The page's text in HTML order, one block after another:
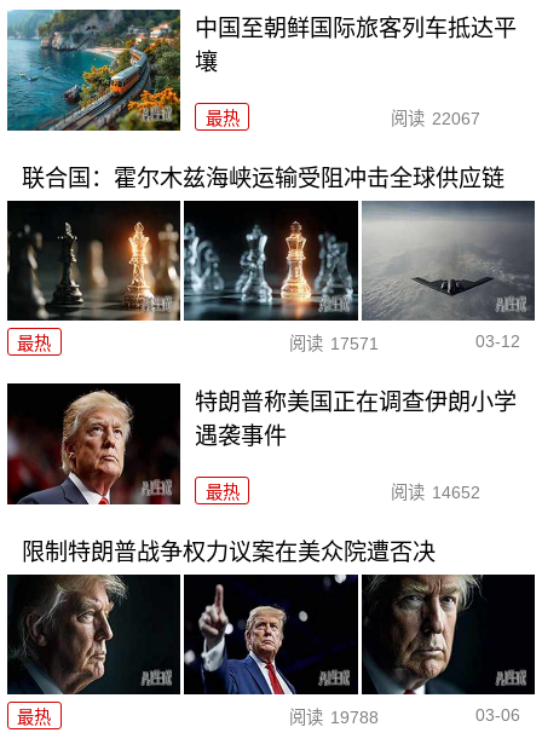
中国至朝鲜国际旅客列车抵达平
壤
最热 阅读 22067
联合国：霍尔木兹海峡运输受阻冲击全球供应链
最热 阅读 17571 03-12
特朗普称美国正在调查伊朗小学
遇袭事件
最热 阅读 14652
限制特朗普战争权力议案在美众院遭否决
最热 阅读 19788 03-06